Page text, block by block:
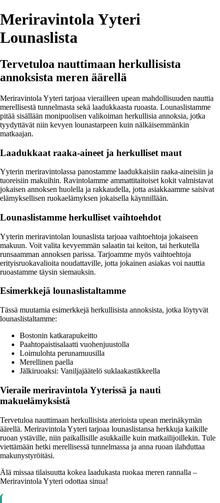
Meriravintola Yyteri
Lounaslista
Tervetuloa nauttimaan herkullisista
annoksista meren äärellä
Meriravintola Yyteri tarjoaa vierailleen upean mahdollisuuden nauttia
merellisestä tunnelmasta sekä laadukkaasta ruoasta. Lounaslistamme
pitää sisällään monipuolisen valikoiman herkullisia annoksia, jotka
tyydyttävät niin kevyen lounastarpeen kuin nälkäisemmänkin
matkaajan.
Laadukkaat raaka-aineet ja herkulliset maut
Yyterin meriravintolassa panostamme laadukkaisiin raaka-aineisiin ja
tuoreisiin makuihin. Ravintolamme ammattitaitoiset kokit valmistavat
jokaisen annoksen huolella ja rakkaudella, jotta asiakkaamme saisivat
elämyksellisen ruokaelämyksen jokaisella käynnillään.
Lounaslistamme herkulliset vaihtoehdot
Yyterin meriravintolan lounaslista tarjoaa vaihtoehtoja jokaiseen
makuun. Voit valita kevyemmän salaatin tai keiton, tai herkutella
runsaamman annoksen parissa. Tarjoamme myös vaihtoehtoja
erityisruokavalioita noudattaville, jotta jokainen asiakas voi nauttia
ruoastamme täysin siemauksin.
Esimerkkejä lounaslistaltamme
Tässä muutamia esimerkkejä herkullisista annoksista, jotka löytyvät
lounaslistaltamme:
Bostonin katkarapukeitto
Paahtopaistisalaatti vuohenjuustolla
Loimulohta perunamuusilla
Merellinen paella
Jälkiruoaksi: Vaniljajäätelö suklaakastikkeella
Vieraile meriravintola Yyterissä ja nauti
makuelämyksistä
Tervetuloa nauttimaan herkullisista aterioista upean merinäkymän
äärellä. Meriravintola Yyteri tarjoaa lounaslistansa herkkuja kaikille
ruoan ystäville, niin paikallisille asukkaille kuin matkailijoillekin. Tule
viettämään hetki merellisessä tunnelmassa ja anna ruoan ilahduttaa
makunystyröitäsi.
Älä missaa tilaisuutta kokea laadukasta ruokaa meren rannalla –
Meriravintola Yyteri odottaa sinua!